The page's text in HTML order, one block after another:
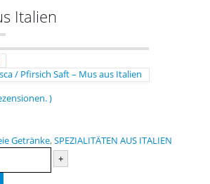
Italien
/ Pfirsich Saft – Mus aus Italien
)
Getränke,SPEZIALITÄTEN AUS ITALIEN
+